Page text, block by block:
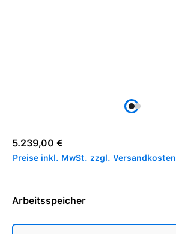
Regulärer Preis:
5.239,00 €
Preise inkl. MwSt. zzgl. Versandkosten
Arbeitsspeicher